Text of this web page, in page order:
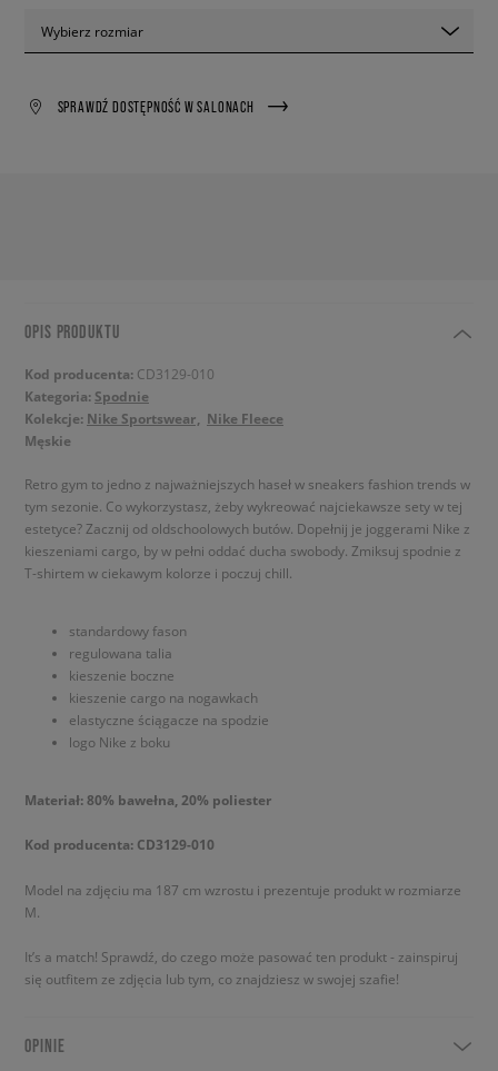
Wybierz rozmiar
SPRAWDŹ DOSTĘPNOŚĆ W SALONACH
OPIS PRODUKTU
Kod producenta: CD3129-010
Kategoria: Spodnie
Kolekcje: Nike Sportswear
Nike Fleece
Męskie
Retro gym to jedno z najważniejszych haseł w sneakers fashion trends w
tym sezonie. Co wykorzystasz, żeby wykreować najciekawsze sety w tej
estetyce? Zacznij od oldschoolowych butów. Dopełnij je joggerami Nike z
kieszeniami cargo, by w pełni oddać ducha swobody. Zmiksuj spodnie z
T-shirtem w ciekawym kolorze i poczuj chill.
standardowy fason
regulowana talia
kieszenie boczne
kieszenie cargo na nogawkach
elastyczne ściągacze na spodzie
logo Nike z boku
Materiał: 80% bawełna, 20% poliester
Kod producenta: CD3129-010
Model na zdjęciu ma 187 cm wzrostu i prezentuje produkt w rozmiarze
M.
It’s a match! Sprawdź, do czego może pasować ten produkt - zainspiruj
się outfitem ze zdjęcia lub tym, co znajdziesz w swojej szafie!
OPINIE